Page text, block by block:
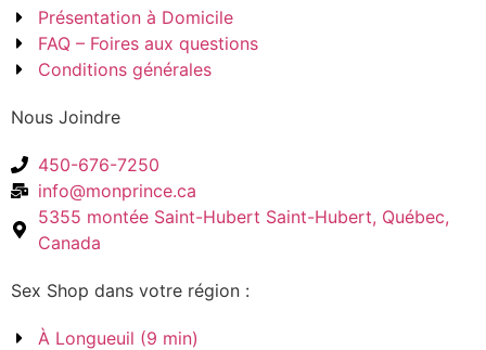
Présentation à Domicile
FAQ – Foires aux questions
Conditions générales
Nous Joindre
450-676-7250
info@monprince.ca
5355 montée Saint-Hubert Saint-Hubert, Québec,
Canada
Sex Shop dans votre région :
À Longueuil (9 min)